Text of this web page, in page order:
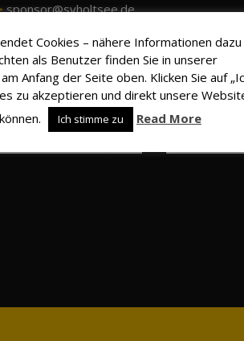
sponsor@svholtsee.de
Cookies – nähere Informationen dazu
als Benutzer finden Sie in unserer
Anfang der Seite oben. Klicken Sie auf
zu akzeptieren und direkt unsere
Ich stimme zu Read More